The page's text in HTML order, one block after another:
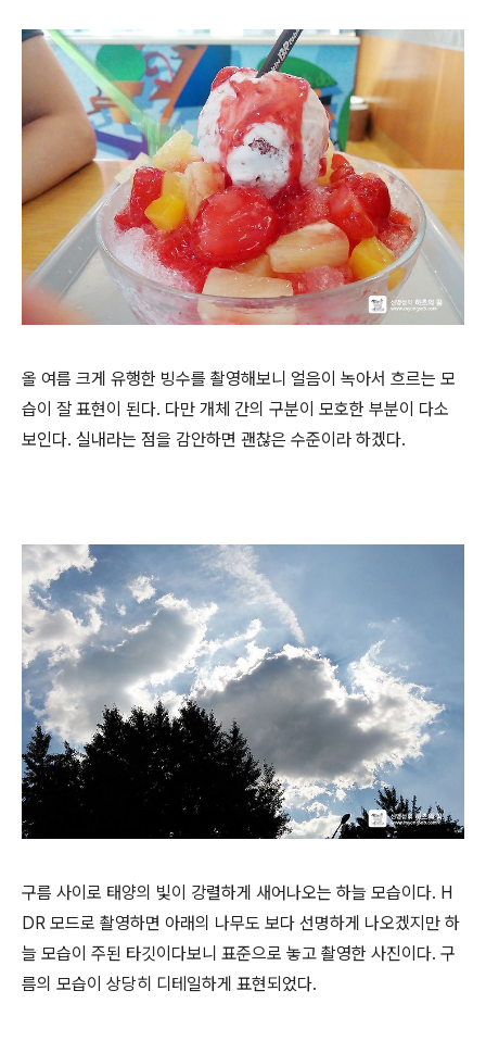
올 여름 크게 유행한 빙수를 촬영해보니 얼음이 녹아서 흐르는 모
습이 잘 표현이 된다. 다만 개체 간의 구분이 모호한 부분이 다소
보인다. 실내라는 점을 감안하면 괜찮은 수준이라 하겠다.
구름 사이로 태양의 빛이 강렬하게 새어나오는 하늘 모습이다. H
DR 모드로 촬영하면 아래의 나무도 보다 선명하게 나오겠지만 하
늘 모습이 주된 타깃이다보니 표준으로 놓고 촬영한 사진이다. 구
름의 모습이 상당히 디테일하게 표현되었다.